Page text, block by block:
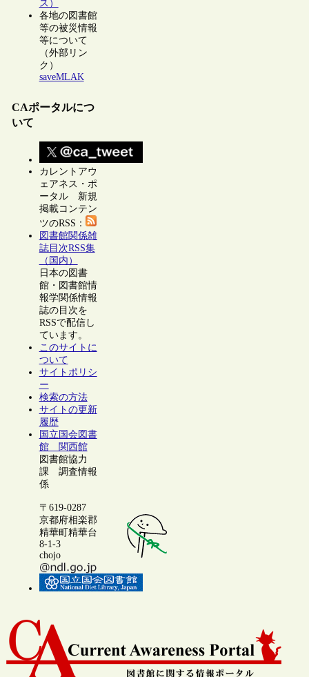
ス）
各地の図書館
等の被災情報
等について
（外部リン
ク）
saveMLAK
CAポータルにつ
いて
カレントアウ
ェアネス・ポ
ータル 新規
掲載コンテン
ツのRSS：
図書館関係雑
誌目次RSS集
（国内）
日本の図書
館・図書館情
報学関係情報
誌の目次を
RSSで配信し
ています。
このサイトに
ついて
サイトポリシ
ー
検索の方法
サイトの更新
履歴
国立国会図書
館 関西館
図書館協力
課 調査情報
係
〒619-0287
京都府相楽郡
精華町精華台
8-1-3
chojo